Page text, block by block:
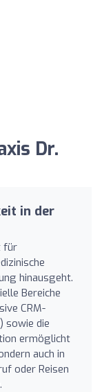
Dr.
in der
für
hinausgeht.
Bereiche
CRM-
sowie die
ermöglicht
auch in
oder Reisen